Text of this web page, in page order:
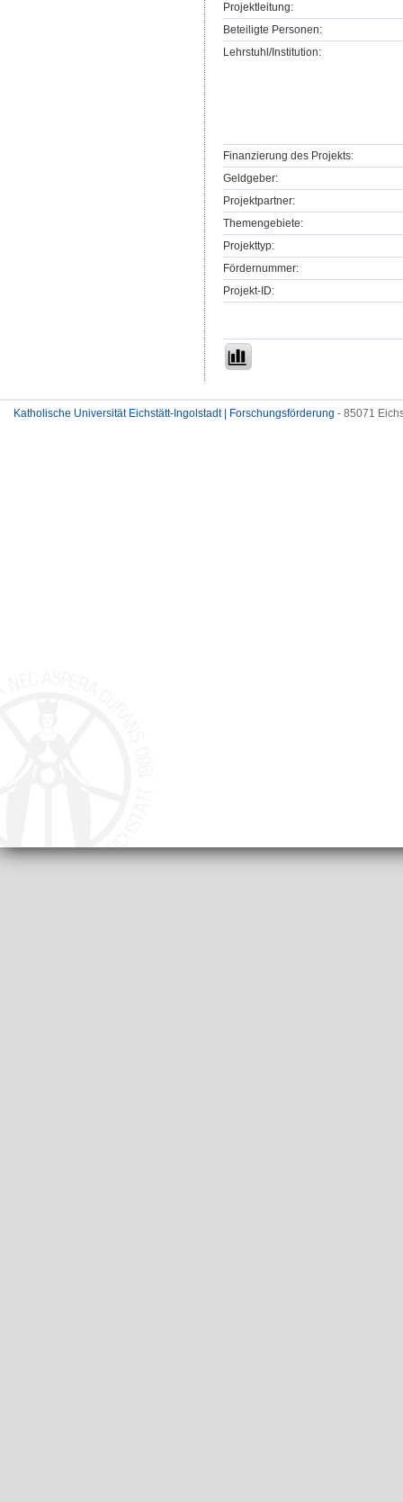
Projektleitung:
Beteiligte Personen:
Lehrstuhl/Institution:
Finanzierung des Projekts:
Geldgeber:
Projektpartner:
Themengebiete:
Projekttyp:
Fördernummer:
Projekt-ID:
Katholische Universität Eichstätt-Ingolstadt | Forschungsförderung - 85071